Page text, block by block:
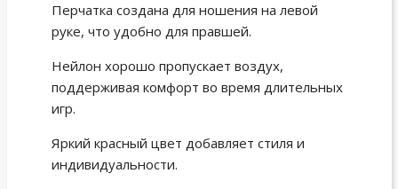
Перчатка создана для ношения на левой
руке, что удобно для правшей.
Нейлон хорошо пропускает воздух,
поддерживая комфорт во время длительных
игр.
Яркий красный цвет добавляет стиля и
индивидуальности.